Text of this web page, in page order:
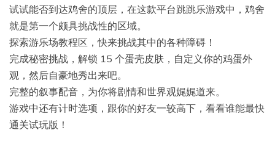
试试能否到达鸡舍的顶层，在这款平台跳跳乐游戏中，鸡舍
就是第一个颇具挑战性的区域。
探索游乐场教程区，快来挑战其中的各种障碍！
完成秘密挑战，解锁 15 个蛋壳皮肤，自定义你的鸡蛋外
观，然后自豪地秀出来吧。
完整的叙事配音，为你将剧情和世界观娓娓道来。
游戏中还有计时选项，跟你的好友一较高下，看看谁能最快
通关试玩版！